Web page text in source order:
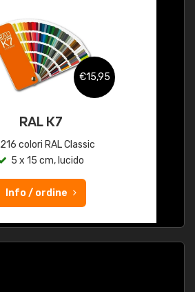
€15,95
RAL K7
216 colori RAL Classic
5 x 15 cm, lucido
Info / ordine